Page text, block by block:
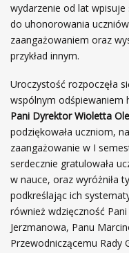
wydarzenie od lat
do uhonorowania
zaangażowaniem oraz
przykład innym.
Uroczystość rozpoczęła
wspólnym odśpiewaniem
Pani Dyrektor Wioletta
podziękowała uczniom,
zaangażowanie w I
serdecznie gratulowała
w nauce, oraz wyróżniła
podkreślając ich
również wdzięczność
Jerzmanowa, Panu
Przewodniczącemu Rady